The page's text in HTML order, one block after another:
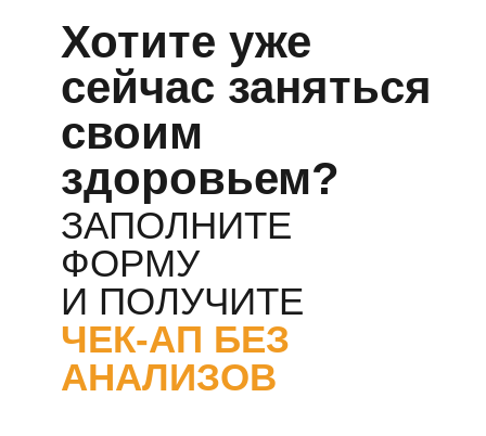
Обучающий модуль 1
Обучающий модуль 2
Обучающий модуль 3
БОНУС №1 + БОНУС №2
+ обучающее пособие по
схеме нутриентов:
ОРВИ
Цистит
Тариф «VIP»